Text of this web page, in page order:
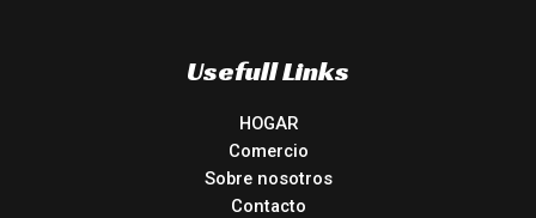
Usefull Links
HOGAR
Comercio
Sobre nosotros
Contacto